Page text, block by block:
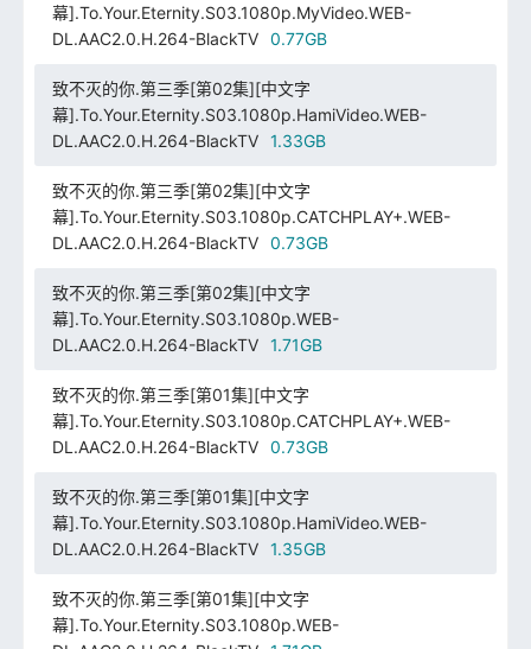
幕].To.Your.Eternity.S03.1080p.MyVideo.WEB-
DL.AAC2.0.H.264-BlackTV
0.77GB
致不灭的你.第三季[第02集][中文字
幕].To.Your.Eternity.S03.1080p.HamiVideo.WEB-
DL.AAC2.0.H.264-BlackTV
1.33GB
致不灭的你.第三季[第02集][中文字
幕].To.Your.Eternity.S03.1080p.CATCHPLAY+.WEB-
DL.AAC2.0.H.264-BlackTV
0.73GB
致不灭的你.第三季[第02集][中文字
幕].To.Your.Eternity.S03.1080p.WEB-
DL.AAC2.0.H.264-BlackTV
1.71GB
致不灭的你.第三季[第01集][中文字
幕].To.Your.Eternity.S03.1080p.CATCHPLAY+.WEB-
DL.AAC2.0.H.264-BlackTV
0.73GB
致不灭的你.第三季[第01集][中文字
幕].To.Your.Eternity.S03.1080p.HamiVideo.WEB-
DL.AAC2.0.H.264-BlackTV
1.35GB
致不灭的你.第三季[第01集][中文字
幕].To.Your.Eternity.S03.1080p.WEB-